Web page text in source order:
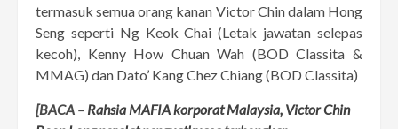
termasuk semua orang kanan Victor Chin dalam Hong
Seng seperti Ng Keok Chai (Letak jawatan selepas
kecoh), Kenny How Chuan Wah (BOD Classita &
MMAG) dan Dato’ Kang Chez Chiang (BOD Classita)
[BACA – Rahsia MAFIA korporat Malaysia, Victor Chin